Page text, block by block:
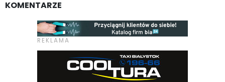
KOMENTARZE